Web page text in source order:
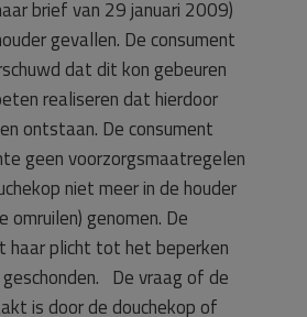
brief van 29 januari 2009)
gevallen. De consument
dat dit kon gebeuren
realiseren dat hierdoor
ontstaan. De consument
geen voorzorgsmaatregelen
niet meer in de houder
omruilen) genomen. De
haar plicht tot het beperken
De vraag of de
is door de douchekop of